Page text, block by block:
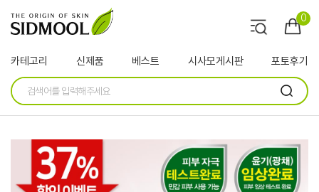
0
카테고리 신제품 베스트 시사모게시판 포토후기